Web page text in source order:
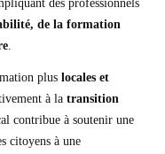
des professionnels
de la formation
.
plus locales et
à la transition
contribue à soutenir une
citoyens à une